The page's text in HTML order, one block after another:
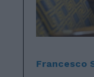
Francesco